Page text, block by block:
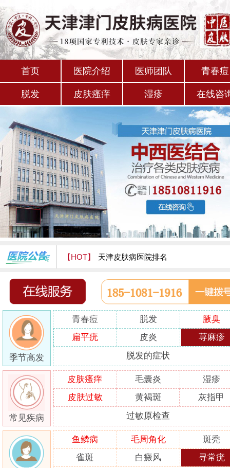
首页 医院介绍 医师团队 青春痘
脱发 皮肤瘙痒 湿疹 在线咨
【HOT】 天津皮肤病医院排名
天津津门皮肤病医院怎么样
季节高发
青春痘 脱发
腋臭
扁平疣
皮炎 荨麻疹
脱发的症状
常见疾病
皮肤瘙痒 毛囊炎
湿疹
皮肤过敏
黄褐斑 灰指甲
过敏原检查
鱼鳞病 毛周角化
斑秃
雀斑
白癜风 寻常疣